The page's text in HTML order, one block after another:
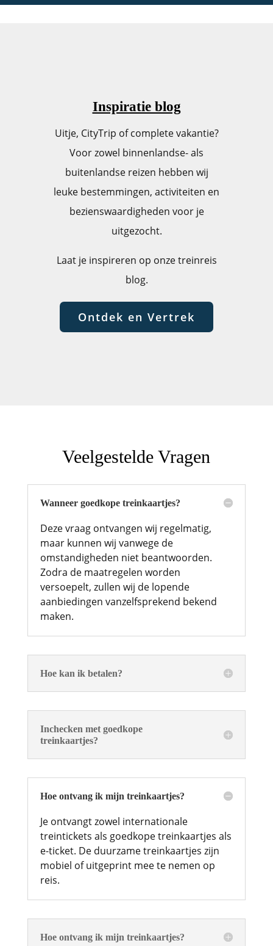
Inspiratie blog
Uitje, CityTrip of complete vakantie?
Voor zowel binnenlandse- als
buitenlandse reizen hebben wij
leuke bestemmingen, activiteiten en
bezienswaardigheden voor je
uitgezocht.
Laat je inspireren op onze treinreis
blog.
Ontdek en Vertrek
Veelgestelde Vragen
Wanneer goedkope treinkaartjes?
Deze vraag ontvangen wij regelmatig,
maar kunnen wij vanwege de
omstandigheden niet beantwoorden.
Zodra de maatregelen worden
versoepelt, zullen wij de lopende
aanbiedingen vanzelfsprekend bekend
maken.
Hoe kan ik betalen?
Inchecken met goedkope
treinkaartjes?
Hoe ontvang ik mijn treinkaartjes?
Je ontvangt zowel internationale
treintickets als goedkope treinkaartjes als
e-ticket. De duurzame treinkaartjes zijn
mobiel of uitgeprint mee te nemen op
reis.
Hoe ontvang ik mijn treinkaartjes?